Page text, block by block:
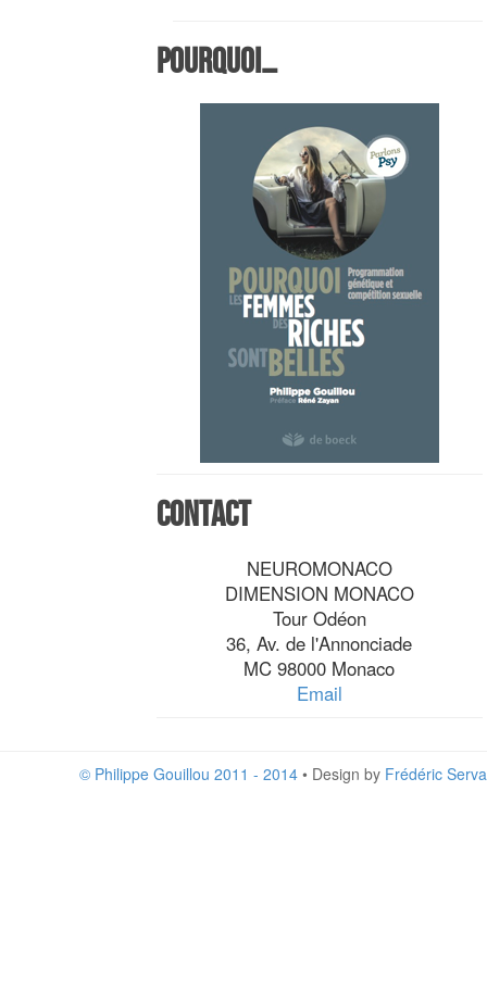
Pourquoi…
Contact
NEUROMONACO
DIMENSION MONACO
Tour Odéon
36, Av. de l'Annonciade
MC 98000 Monaco
Email
© Philippe Gouillou 2011 - 2014 • Design by Frédéric Serva